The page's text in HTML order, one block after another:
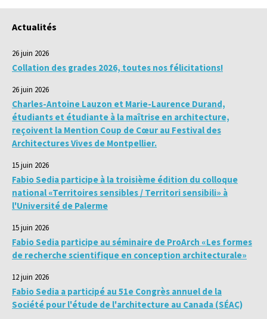
Actualités
26 juin 2026
Collation des grades 2026, toutes nos félicitations!
26 juin 2026
Charles-Antoine Lauzon et Marie-Laurence Durand,
étudiants et étudiante à la maîtrise en architecture,
reçoivent la Mention Coup de Cœur au Festival des
Architectures Vives de Montpellier.
15 juin 2026
Fabio Sedia participe à la troisième édition du colloque
national «Territoires sensibles / Territori sensibili» à
l'Université de Palerme
15 juin 2026
Fabio Sedia participe au séminaire de ProArch «Les formes
de recherche scientifique en conception architecturale»
12 juin 2026
Fabio Sedia a participé au 51e Congrès annuel de la
Société pour l'étude de l'architecture au Canada (SÉAC)